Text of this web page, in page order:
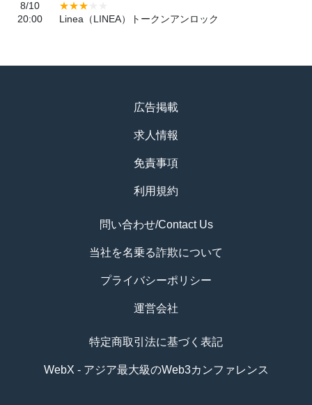
8/10
20:00
Linea（LINEA）トークンアンロック
広告掲載
求人情報
免責事項
利用規約
問い合わせ/Contact Us
当社を名乗る詐欺について
プライバシーポリシー
運営会社
特定商取引法に基づく表記
WebX - アジア最大級のWeb3カンファレンス